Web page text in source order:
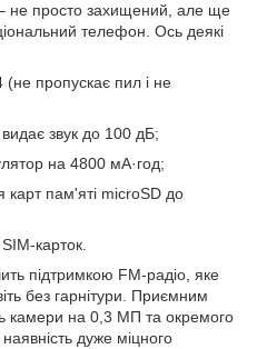
не просто захищений, але ще
телефон. Ось деякі
(не пропускає пил і не
звук до 100 дБ;
на 4800 мА·год;
карт пам'яті microSD до
карток.
підтримкою FM-радіо, яке
без гарнітури. Приємним
камери на 0,3 МП та окремого
дуже міцного